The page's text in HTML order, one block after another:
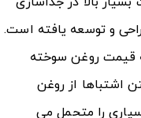
و توسعه یافته است.
قیمت روغن سوخته
اشتباها از روغن
را متحمل می